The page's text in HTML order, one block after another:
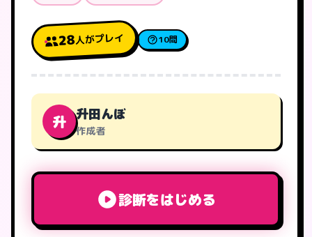
28人がプレイ 10問
升 升田んぼ
作成者
診断をはじめる